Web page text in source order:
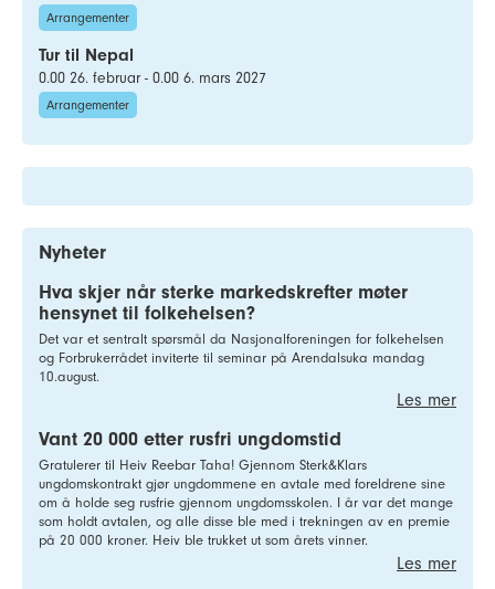
Arrangementer
Tur til Nepal
0.00 26. februar - 0.00 6. mars 2027
Arrangementer
Nyheter
Hva skjer når sterke markedskrefter møter
hensynet til folkehelsen?
Det var et sentralt spørsmål da Nasjonalforeningen for folkehelsen
og Forbrukerrådet inviterte til seminar på Arendalsuka mandag
10.august.
Les mer
Vant 20 000 etter rusfri ungdomstid
Gratulerer til Heiv Reebar Taha! Gjennom Sterk&Klars
ungdomskontrakt gjør ungdommene en avtale med foreldrene sine
om å holde seg rusfrie gjennom ungdomsskolen. I år var det mange
som holdt avtalen, og alle disse ble med i trekningen av en premie
på 20 000 kroner. Heiv ble trukket ut som årets vinner.
Les mer